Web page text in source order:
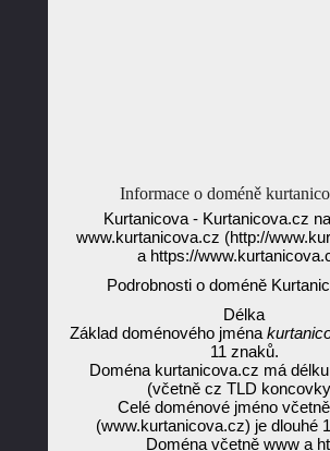
Informace o doméně
Kurtanicova - Kurtanicova.cz
www.kurtanicova.cz (http://
a https://
Podrobnosti o doméně
Délka
Základ doménového jména
11 znaků.
Doména kurtanicova.cz má
(včetně cz TLD
Celé doménové jméno
(www.kurtanicova.cz) je dlouhé
Doména včetně www a